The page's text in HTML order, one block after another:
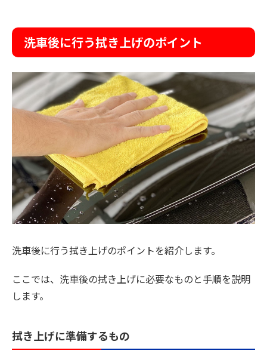
洗車後に行う拭き上げのポイント
洗車後に行う拭き上げのポイントを紹介します。
ここでは、洗車後の拭き上げに必要なものと手順を説明
します。
拭き上げに準備するもの